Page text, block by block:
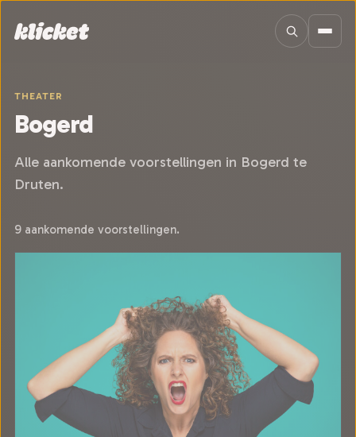
THEATER
Bogerd
Alle aankomende voorstellingen in Bogerd te
Druten.
9 aankomende voorstellingen.